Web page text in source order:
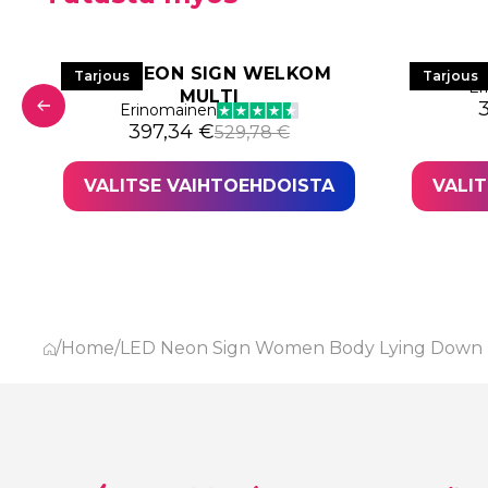
€.
€.
Tarjous
LED NEON SIGN WELKOM
MULTI
Erinomainen
529,78€
Alkuperäinen hinta oli: 529,78 €.
397,34 €
Nykyinen hinta on: 397,34 €.
VALITSE VAIHTOEHDOISTA
Tarjous
/Home/LED Neon Sign Women Body Lying Down